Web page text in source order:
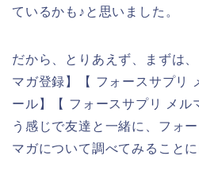
ているかも♪と思いました。
だから、とりあえず、まずは
マガ登録】【 フォースサプリ
ール】【 フォースサプリ メル
う感じで友達と一緒に、フォ
マガについて調べてみることに